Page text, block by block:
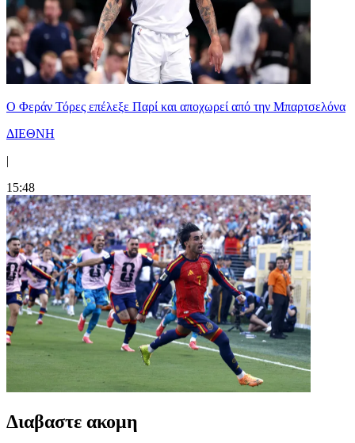
Ο Φεράν Τόρες επέλεξε Παρί και αποχωρεί από την Μπαρτσελόνα
ΔΙΕΘΝΗ
|
15:48
Διαβαστε ακομη